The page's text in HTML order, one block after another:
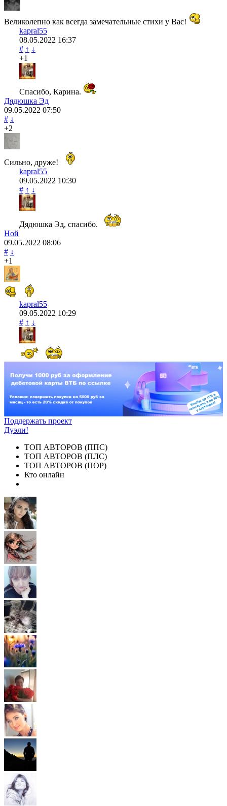
Великолепно как всегда замечательные стихи у Вас!
kapral55
08.05.2022 16:37
# ↑ ↓
+1
Спасибо, Карина.
Дядюшка Эд
09.05.2022 07:50
# ↓
+2
Сильно, друже!
kapral55
09.05.2022 10:30
# ↑ ↓
Дядюшка Эд, спасибо.
Ной
09.05.2022 08:06
# ↓
+1
kapral55
09.05.2022 10:29
# ↑ ↓
Поддержать проект
Дуэли!
ТОП АВТОРОВ (ППС)
ТОП АВТОРОВ (ПЛС)
ТОП АВТОРОВ (ПОР)
Кто онлайн